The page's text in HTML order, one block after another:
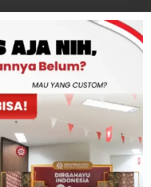
Linkedin